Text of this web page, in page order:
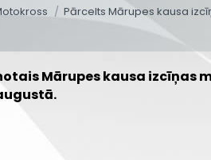
Pārcelts Mārupes kausa
Mārupes kausa izcīņas